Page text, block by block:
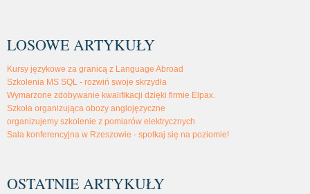
LOSOWE ARTYKUŁY
Kursy językowe za granicą z Language Abroad
Szkolenia MS SQL - rozwiń swoje skrzydła
Wymarzone zdobywanie kwalifikacji dzięki firmie Elpax.
Szkoła organizująca obozy anglojęzyczne
organizujemy szkolenie z pomiarów elektrycznych
Sala konferencyjna w Rzeszowie - spotkaj się na poziomie!
OSTATNIE ARTYKUŁY